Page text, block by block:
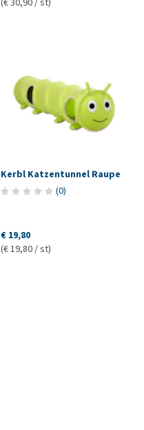
(€ 30,90 / st)
Kerbl Katzentunnel Raupe
(0)
€ 19,80
(€ 19,80 / st)